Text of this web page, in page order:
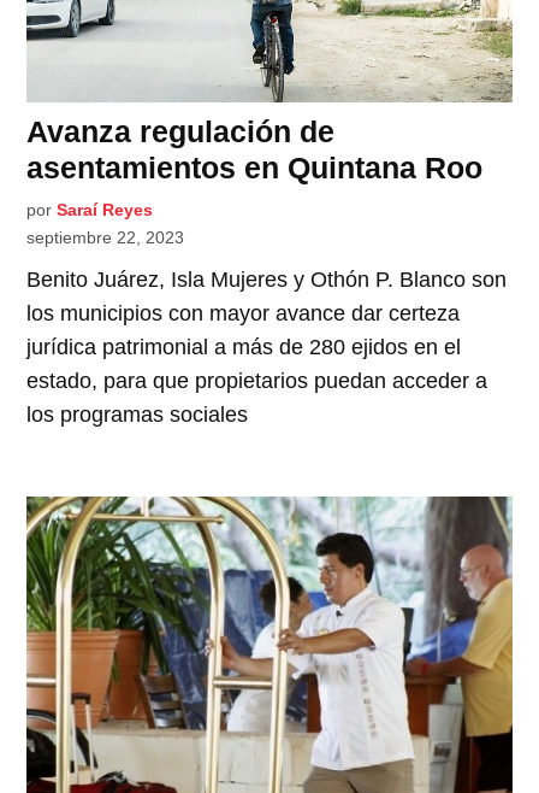
Avanza regulación de
asentamientos en Quintana Roo
por Saraí Reyes
septiembre 22, 2023
Benito Juárez, Isla Mujeres y Othón P. Blanco son
los municipios con mayor avance dar certeza
jurídica patrimonial a más de 280 ejidos en el
estado, para que propietarios puedan acceder a
los programas sociales